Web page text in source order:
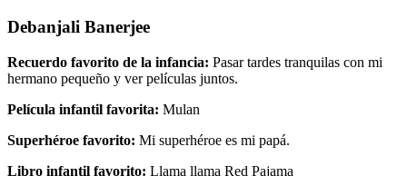
Debanjali Banerjee
Recuerdo favorito de la infancia: Pasar tardes tranquilas con mi
hermano pequeño y ver películas juntos.
Película infantil favorita: Mulan
Superhéroe favorito: Mi superhéroe es mi papá.
Libro infantil favorito: Llama llama Red Pajama